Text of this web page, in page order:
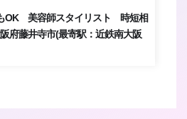
もOK 美容師スタイリスト 時短相
藤井寺市(最寄駅：近鉄南大阪